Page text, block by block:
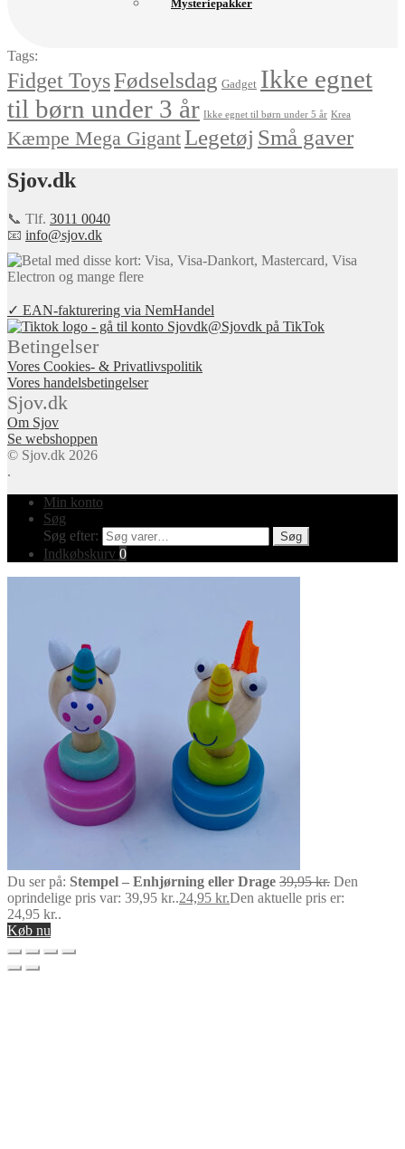
Mysteriepakker
Tags:
Fidget ToysFødselsdag Gadget Ikke egnet
til børn under 3 år Ikke egnet til børn under 5 år Krea
Kæmpe Mega GigantLegetøj Små gaver
Sjov.dk
📞 Tlf. 3011 0040
📧 info@sjov.dk
✓ EAN-fakturering via NemHandel
@Sjovdk på TikTok
Betingelser
Vores Cookies- & Privatlivspolitik
Vores handelsbetingelser
Sjov.dk
Om Sjov
Se webshoppen
© Sjov.dk 2026
.
Min konto
Søg
Søg efter:
Søg
Indkøbskurv 0
Du ser på: Stempel – Enhjørning eller Drage 39,95kr. Den
oprindelige pris var: 39,95 kr..24,95 kr.Den aktuelle pris er:
24,95 kr..
Køb nu